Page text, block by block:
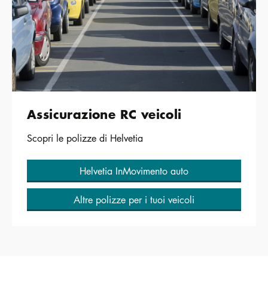
Assicurazione RC veicoli
Scopri le polizze di Helvetia
Helvetia InMovimento auto
Altre polizze per i tuoi veicoli